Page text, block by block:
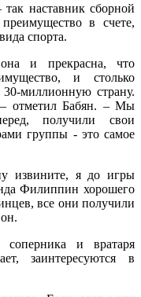
наставник сборной
в счете,
спорта.
и прекрасна, что
и столько
миллионную страну.
– отметил Бабян. – Мы
получили свои
группы - это самое
извините, я до игры
Филиппин хорошего
все они получили
и вратаря
заинтересуются в